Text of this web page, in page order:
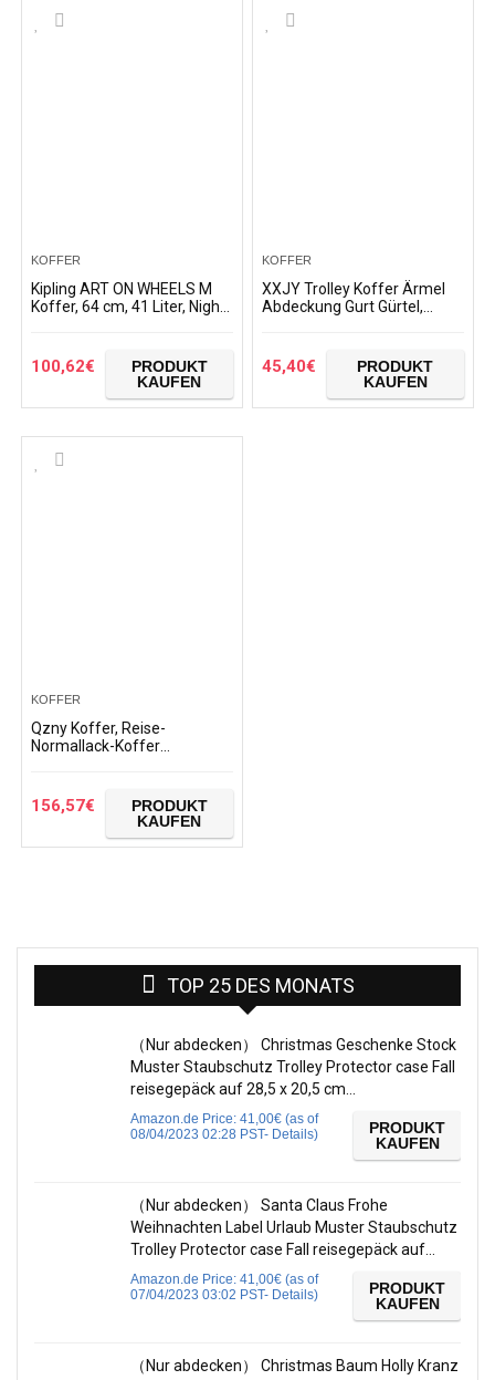
KOFFER
Kipling ART ON WHEELS M
Koffer, 64 cm, 41 Liter, Night
100,62€
PRODUKT
KAUFEN
KOFFER
XXJY Trolley Koffer Ärmel
Abdeckung Gurt Gürtel,
Lightweight Gepäckschutz…
45,40€
PRODUKT
KAUFEN
KOFFER
Qzny Koffer, Reise-
Normallack-Koffer
Koffer Wasserdichter
Student…
156,57€
PRODUKT
KAUFEN
TOP 25 DES MONATS
（Nur abdecken） Christmas Geschenke Stock
Muster Staubschutz Trolley Protector case Fall
reisegepäck auf 28,5 x 20,5 cm…
Amazon.de Price: 41,00€ (as of
08/04/2023 02:28 PST- Details)
PRODUKT
KAUFEN
（Nur abdecken） Santa Claus Frohe
Weihnachten Label Urlaub Muster Staubschutz
Trolley Protector case Fall reisegepäck auf…
Amazon.de Price: 41,00€ (as of
07/04/2023 03:02 PST- Details)
PRODUKT
KAUFEN
（Nur abdecken） Christmas Baum Holly Kranz